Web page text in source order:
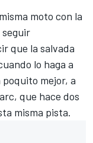
moto con la
seguir
que la salvada
lo haga a
mejor, a
que hace dos
misma pista.